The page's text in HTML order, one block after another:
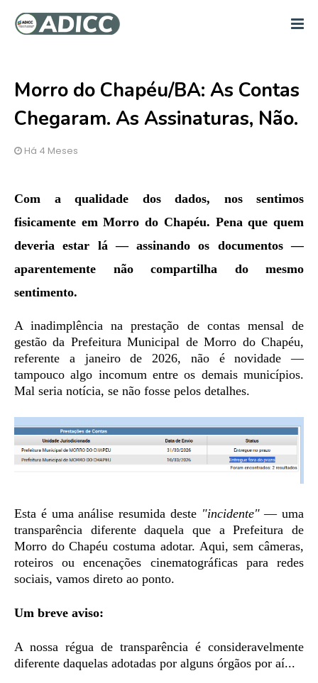
Morro do Chapéu/BA: As Contas
Chegaram. As Assinaturas, Não.
Há 4 Meses
Com a qualidade dos dados, nos sentimos
fisicamente em Morro do Chapéu. Pena que quem
deveria estar lá — assinando os documentos —
aparentemente não compartilha do mesmo
sentimento.
A inadimplência na prestação de contas mensal de
gestão da Prefeitura Municipal de Morro do Chapéu,
referente a janeiro de 2026, não é novidade —
tampouco algo incomum entre os demais municípios.
Mal seria notícia, se não fosse pelos detalhes.
Esta é uma análise resumida deste "incidente"— uma
transparência diferente daquela que a Prefeitura de
Morro do Chapéu costuma adotar. Aqui, sem câmeras,
roteiros ou encenações cinematográficas para redes
sociais, vamos direto ao ponto.
Um breve aviso:
A nossa régua de transparência é consideravelmente
diferente daquelas adotadas por alguns órgãos por aí...